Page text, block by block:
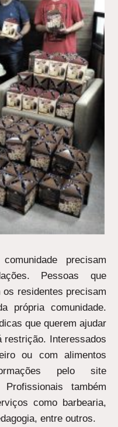
precisam
Pessoas que
residentes precisam
própria comunidade.
que querem ajudar
restrição. Interessados
ou com alimentos
pelo site
Profissionais também
como barbearia,
entre outros.